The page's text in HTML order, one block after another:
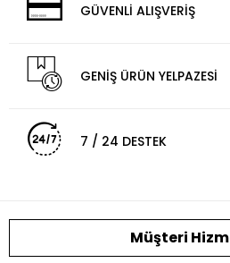
GÜVENLİ ALIŞVERİŞ
GENİŞ ÜRÜN YELPAZESİ
7 / 24 DESTEK
Müşteri